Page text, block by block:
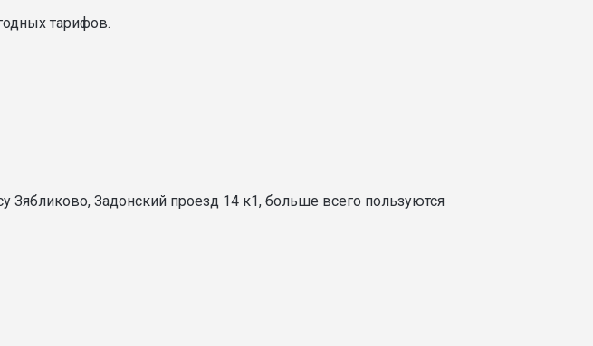
тарифов.
Зябликово, Задонский проезд 14 к1, больше всего пользуются